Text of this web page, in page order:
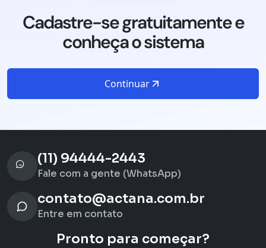
Cadastre-se gratuitamente e
conheça o sistema
Continuar
(11) 94444-2443
Fale com a gente (WhatsApp)
contato@actana.com.br
Entre em contato
Pronto para começar?